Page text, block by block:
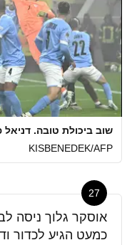
שוב ביכולת טובה. דניאל
KISBENEDEK/AFP
27
אוסקר גלוך ניסה
כמעט הגיע לכדור